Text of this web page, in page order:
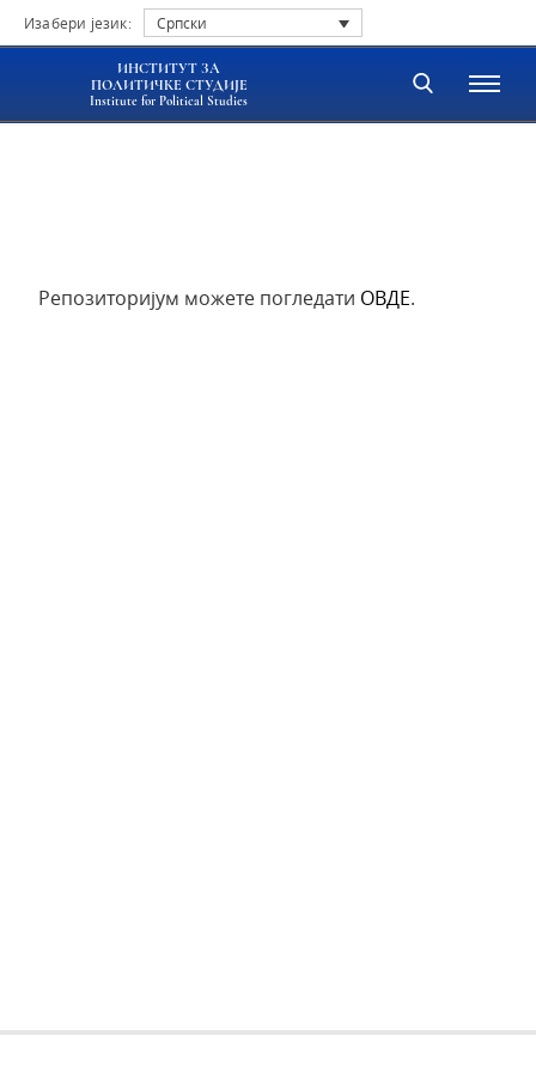
Изабери језик: Српски
ИНСТИТУТ ЗА
ПОЛИТИЧКЕ СТУДИЈЕ
Institute for Political Studies
Репозиторијум можете погледати ОВДЕ.